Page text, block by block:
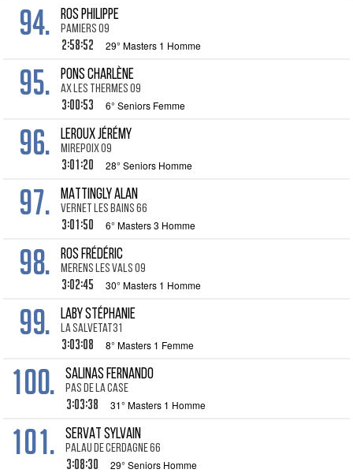
94. ROS Philippe
Pamiers 09
2:58:52 29° Masters 1 Homme
95. PONS Charlène
Ax les Thermes 09
3:00:53 6° Seniors Femme
96. LEROUX Jérémy
Mirepoix 09
3:01:20 28° Seniors Homme
97. MATTINGLY Alan
Vernet les Bains 66
3:01:50 6° Masters 3 Homme
98. ROS Frédéric
Merens les Vals 09
3:02:45 30° Masters 1 Homme
99. LABY Stéphanie
La Salvetat31
3:03:08 8° Masters 1 Femme
100. SALINAS Fernando
Pas de la Case
3:03:38 31° Masters 1 Homme
101. SERVAT Sylvain
Palau de Cerdagne 66
3:08:30 29° Seniors Homme